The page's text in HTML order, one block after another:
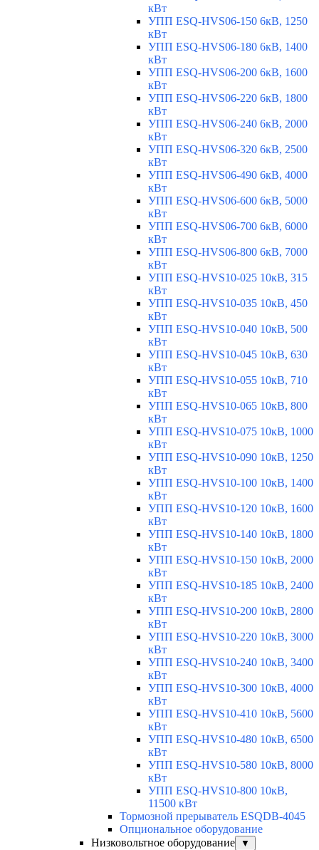
кВт
УПП ESQ-HVS06-150 6кВ, 1250
кВт
УПП ESQ-HVS06-180 6кВ, 1400
кВт
УПП ESQ-HVS06-200 6кВ, 1600
кВт
УПП ESQ-HVS06-220 6кВ, 1800
кВт
УПП ESQ-HVS06-240 6кВ, 2000
кВт
УПП ESQ-HVS06-320 6кВ, 2500
кВт
УПП ESQ-HVS06-490 6кВ, 4000
кВт
УПП ESQ-HVS06-600 6кВ, 5000
кВт
УПП ESQ-HVS06-700 6кВ, 6000
кВт
УПП ESQ-HVS06-800 6кВ, 7000
кВт
УПП ESQ-HVS10-025 10кВ, 315
кВт
УПП ESQ-HVS10-035 10кВ, 450
кВт
УПП ESQ-HVS10-040 10кВ, 500
кВт
УПП ESQ-HVS10-045 10кВ, 630
кВт
УПП ESQ-HVS10-055 10кВ, 710
кВт
УПП ESQ-HVS10-065 10кВ, 800
кВт
УПП ESQ-HVS10-075 10кВ, 1000
кВт
УПП ESQ-HVS10-090 10кВ, 1250
кВт
УПП ESQ-HVS10-100 10кВ, 1400
кВт
УПП ESQ-HVS10-120 10кВ, 1600
кВт
УПП ESQ-HVS10-140 10кВ, 1800
кВт
УПП ESQ-HVS10-150 10кВ, 2000
кВт
УПП ESQ-HVS10-185 10кВ, 2400
кВт
УПП ESQ-HVS10-200 10кВ, 2800
кВт
УПП ESQ-HVS10-220 10кВ, 3000
кВт
УПП ESQ-HVS10-240 10кВ, 3400
кВт
УПП ESQ-HVS10-300 10кВ, 4000
кВт
УПП ESQ-HVS10-410 10кВ, 5600
кВт
УПП ESQ-HVS10-480 10кВ, 6500
кВт
УПП ESQ-HVS10-580 10кВ, 8000
кВт
УПП ESQ-HVS10-800 10кВ,
11500 кВт
Тормозной прерыватель ESQDB-4045
Опциональное оборудование
Низковольтное оборудование
▼